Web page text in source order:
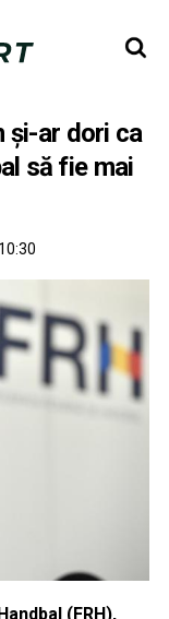
și-ar dori ca
să fie mai
(FRH),